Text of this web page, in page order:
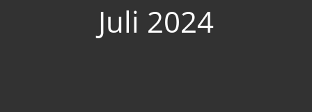
Juli 2024